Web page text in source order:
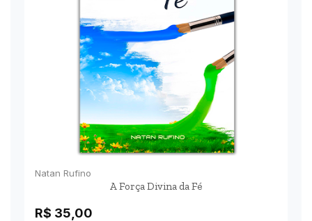
Natan Rufino
A Força Divina da Fé
R$ 35,00